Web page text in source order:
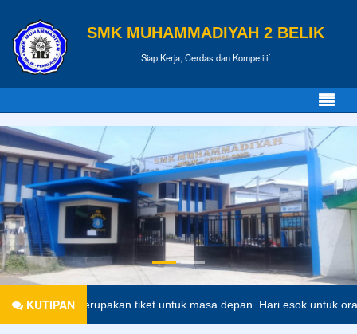
SMK MUHAMMADIYAH 2 BELIK
Siap Kerja, Cerdas dan Kompetitif
KUTIPAN
merupakan tiket untuk masa depan. Hari esok untuk orang-